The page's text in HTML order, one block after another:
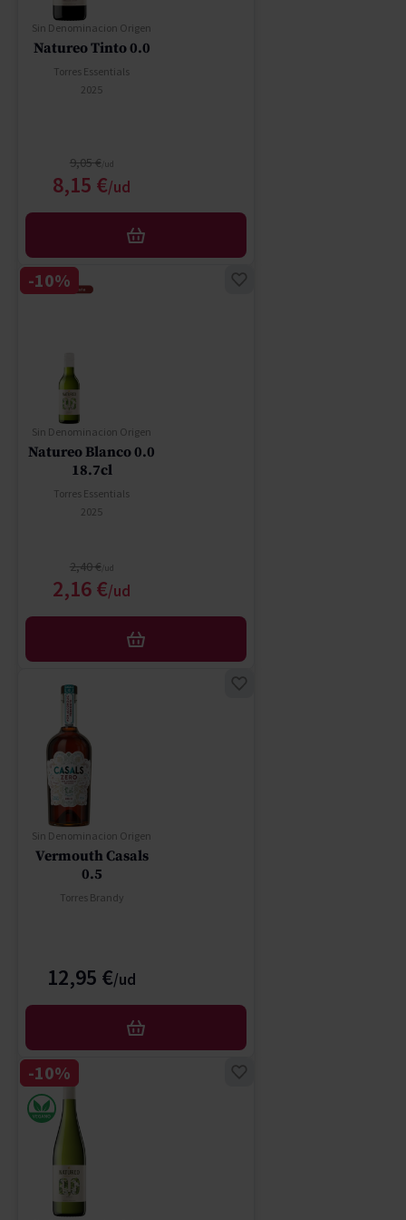
Sin Denominacion Origen
Natureo Tinto 0.0
Torres Essentials
2025
Special Price
8,15 €
Regular Price
9,05 €
AFEGIR
Sin Denominacion Origen
Natureo Blanco 0.0
18.7cl
Torres Essentials
2025
Special Price
2,16 €
Regular Price
2,40 €
-10%
AFEGIR
Sin Denominacion Origen
Vermouth Casals
0.5
Torres Brandy
12,95 €
AFEGIR
-10%